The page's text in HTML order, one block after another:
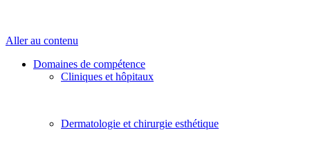
Aller au contenu
Domaines de compétence
Cliniques et hôpitaux
Dermatologie et chirurgie esthétique